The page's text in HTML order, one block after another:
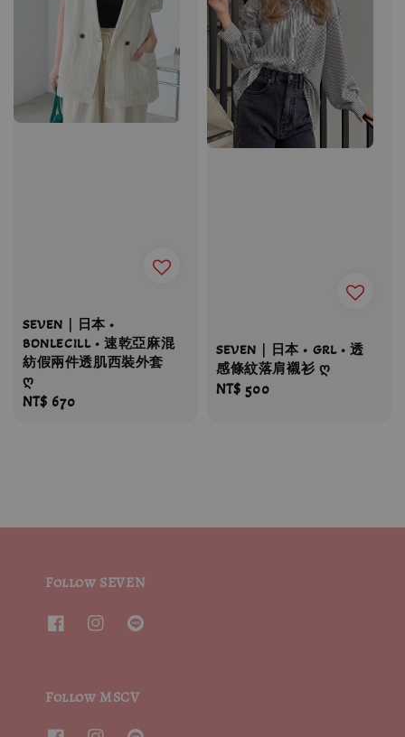
SEVEN｜日本 •
BONLECILL • 速乾亞麻混
紡假兩件透肌西裝外套
ღ
Regular
NT$ 670
SEVEN｜日本 • GRL • 透
感條紋落肩襯衫 ღ
Regular
NT$ 500
Follow SEVEN
Follow MSCV